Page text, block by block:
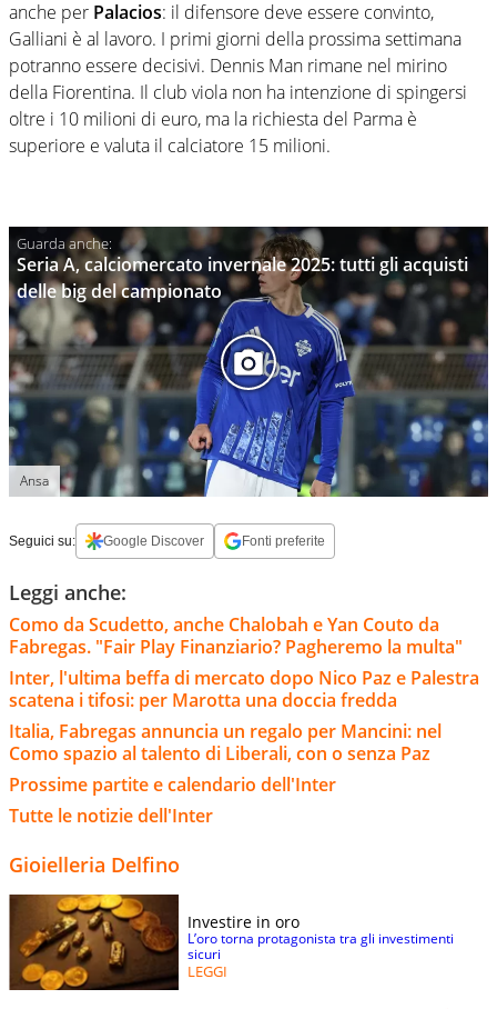
anche per Palacios: il difensore deve essere convinto,
Galliani è al lavoro. I primi giorni della prossima settimana
potranno essere decisivi. Dennis Man rimane nel mirino
della Fiorentina. Il club viola non ha intenzione di spingersi
oltre i 10 milioni di euro, ma la richiesta del Parma è
superiore e valuta il calciatore 15 milioni.
Seria A, calciomercato invernale 2025: tutti gli acquisti
delle big del campionato
Ansa
Seguici su: Google Discover Fonti preferite
Leggi anche:
Como da Scudetto, anche Chalobah e Yan Couto da
Fabregas. "Fair Play Finanziario? Pagheremo la multa"
Inter, l'ultima beffa di mercato dopo Nico Paz e Palestra
scatena i tifosi: per Marotta una doccia fredda
Italia, Fabregas annuncia un regalo per Mancini: nel
Como spazio al talento di Liberali, con o senza Paz
Prossime partite e calendario dell'Inter
Tutte le notizie dell'Inter
Gioielleria Delfino
Investire in oro
L’oro torna protagonista tra gli investimenti
sicuri
LEGGI